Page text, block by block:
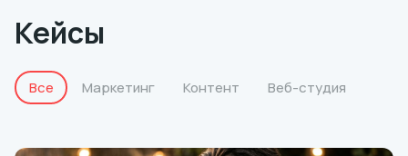
Кейсы
Все Маркетинг Контент Веб-студия